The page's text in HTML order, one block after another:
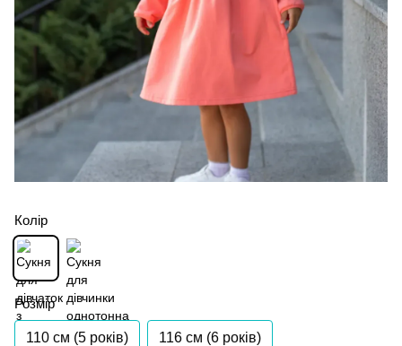
Колір
Розмір
110 см (5 років) 116 см (6 років)